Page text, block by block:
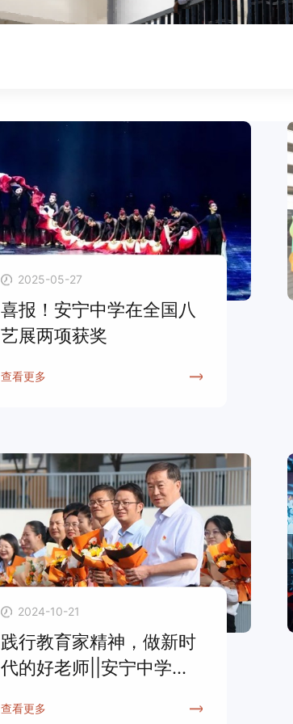
2025-05-27
喜报！安宁中学在全国八
艺展两项获奖
查看更多
2024-10-21
践行教育家精神，做新时
代的好老师||安宁中学教
查看更多